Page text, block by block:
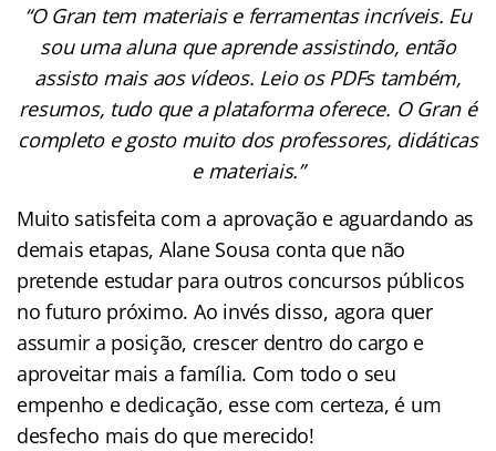
“O Gran tem materiais e ferramentas incríveis. Eu
sou uma aluna que aprende assistindo, então
assisto mais aos vídeos. Leio os PDFs também,
resumos, tudo que a plataforma oferece. O Gran é
completo e gosto muito dos professores, didáticas
e materiais.”
Muito satisfeita com a aprovação e aguardando as
demais etapas, Alane Sousa conta que não
pretende estudar para outros concursos públicos
no futuro próximo. Ao invés disso, agora quer
assumir a posição, crescer dentro do cargo e
aproveitar mais a família. Com todo o seu
empenho e dedicação, esse com certeza, é um
desfecho mais do que merecido!